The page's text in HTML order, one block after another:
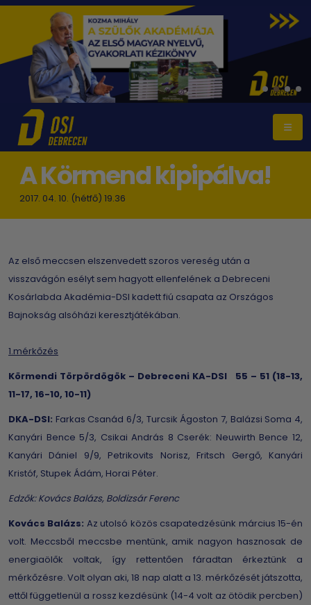
A Körmend kipipálva!
2017. 04. 10. (hétfő) 19.36
Az első meccsen elszenvedett szoros vereség után a
visszavágón esélyt sem hagyott ellenfelének a Debreceni
Kosárlabda Akadémia-DSI kadett fiú csapata az Országos
Bajnokság alsóházi keresztjátékában.
1.mérkőzés
Körmendi Törpördögök – Debreceni KA-DSI 55 – 51 (18-13,
11-17, 16-10, 10-11)
DKA-DSI: Farkas Csanád 6/3, Turcsik Ágoston 7, Balázsi Soma 4,
Kanyári Bence 5/3, Csikai András 8 Cserék: Neuwirth Bence 12,
Kanyári Dániel 9/9, Petrikovits Norisz, Fritsch Gergő, Kanyári
Kristóf, Stupek Ádám, Horai Péter.
Edzők: Kovács Balázs, Boldizsár Ferenc
Kovács Balázs: Az utolsó közös csapatedzésünk március 15-én
volt. Meccsből meccsbe mentünk, amik nagyon hasznosak de
energiaölők voltak, így rettentően fáradtan érkeztünk a
mérkőzésre. Volt olyan aki, 18 nap alatt a 13. mérkőzését játszotta,
ettől függetlenül a rossz kezdésünk (14-4 volt az ötödik percben)